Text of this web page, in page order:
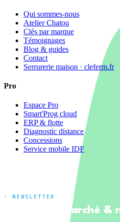
Qui sommes-nous
Atelier Chatou
Clés par marque
Témoignages
Blog & guides
Contact
Serrurerie maison · cleferm.fr
Pro
Espace Pro
Smart'Prog cloud
ERP & flotte
Diagnostic distance
Concessions
Service mobile IDF
· NEWSLETTER
Tendances marché &